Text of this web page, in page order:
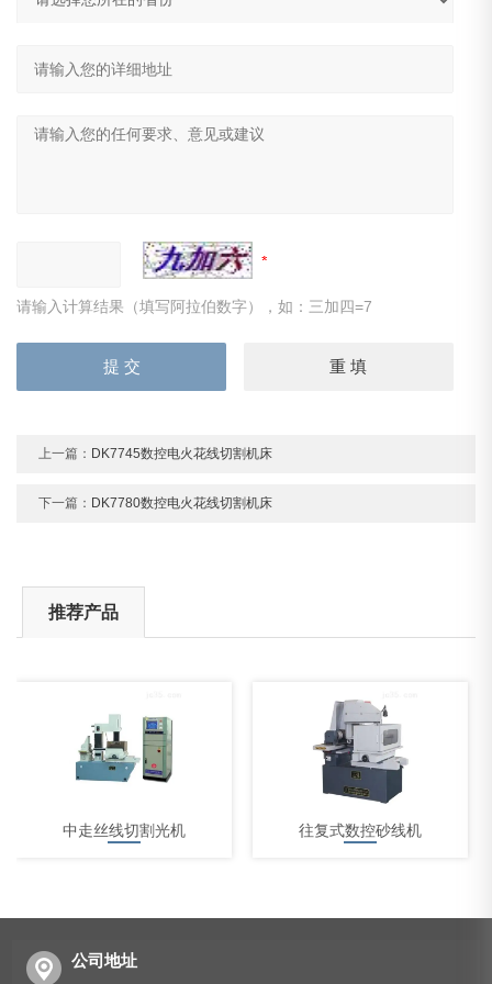
请输入计算结果（填写阿拉伯数字），如：三加四=7
上一篇： DK7745数控电火花线切割机床
下一篇： DK7780数控电火花线切割机床
推荐产品
中走丝线切割光机 往复式数控砂线机
公司地址